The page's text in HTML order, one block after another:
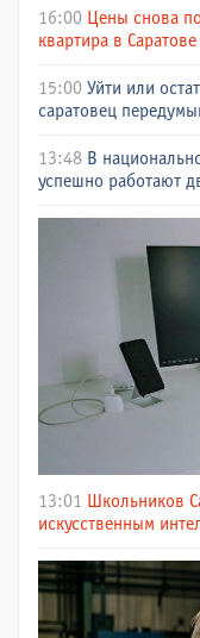
16:00 Цены снова
квартира в Саратове
15:00 Уйти или
саратовец
13:48 В
успешно работают
13:01 Школьников
искусственным